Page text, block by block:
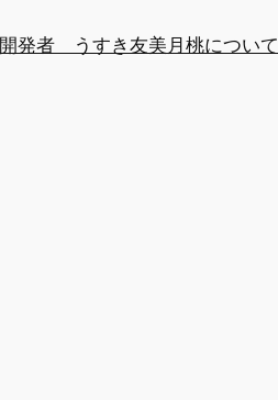
開発者 うすき友美 月桃について